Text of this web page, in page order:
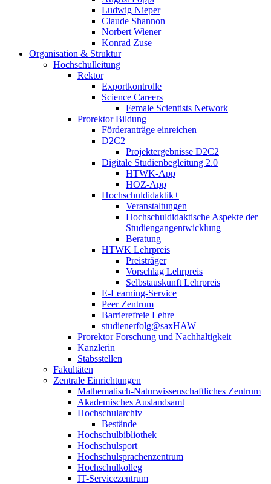
Ludwig Nieper
Claude Shannon
Norbert Wiener
Konrad Zuse
Organisation & Struktur
Hochschulleitung
Rektor
Exportkontrolle
Science Careers
Female Scientists Network
Prorektor Bildung
Förderanträge einreichen
D2C2
Projektergebnisse D2C2
Digitale Studienbegleitung 2.0
HTWK-App
HOZ-App
Hochschuldidaktik+
Veranstaltungen
Hochschuldidaktische Aspekte der
Studiengangentwicklung
Beratung
HTWK Lehrpreis
Preisträger
Vorschlag Lehrpreis
Selbstauskunft Lehrpreis
E-Learning-Service
Peer Zentrum
Barrierefreie Lehre
studienerfolg@saxHAW
Prorektor Forschung und Nachhaltigkeit
Kanzlerin
Stabsstellen
Fakultäten
Zentrale Einrichtungen
Mathematisch-Naturwissenschaftliches Zentrum
Akademisches Auslandsamt
Hochschularchiv
Bestände
Hochschulbibliothek
Hochschulsport
Hochschulsprachenzentrum
Hochschulkolleg
IT-Servicezentrum